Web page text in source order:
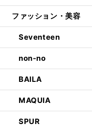
ファッション・美容
Seventeen
non-no
BAILA
MAQUIA
SPUR